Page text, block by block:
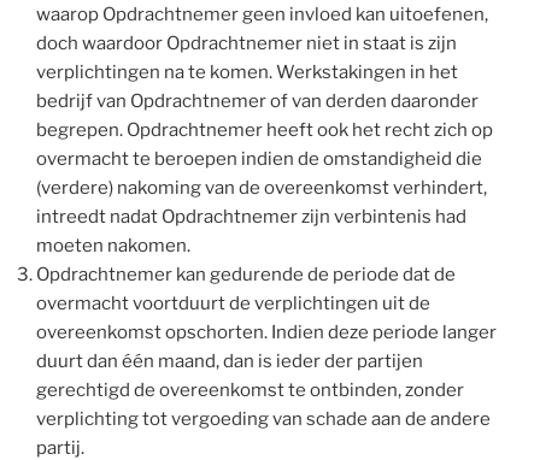
waarop Opdrachtnemer geen invloed kan uitoefenen,
doch waardoor Opdrachtnemer niet in staat is zijn
verplichtingen na te komen. Werkstakingen in het
bedrijf van Opdrachtnemer of van derden daaronder
begrepen. Opdrachtnemer heeft ook het recht zich op
overmacht te beroepen indien de omstandigheid die
(verdere) nakoming van de overeenkomst verhindert,
intreedt nadat Opdrachtnemer zijn verbintenis had
moeten nakomen.
Opdrachtnemer kan gedurende de periode dat de
overmacht voortduurt de verplichtingen uit de
overeenkomst opschorten. Indien deze periode langer
duurt dan één maand, dan is ieder der partijen
gerechtigd de overeenkomst te ontbinden, zonder
verplichting tot vergoeding van schade aan de andere
partij.